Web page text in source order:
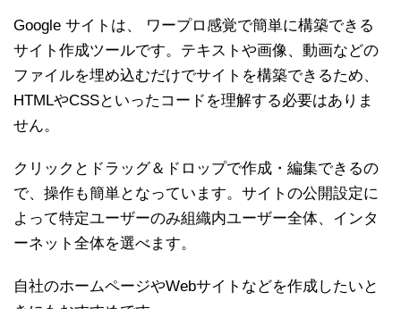
Google サイトは、 ワープロ感覚で簡単に構築できる
サイト作成ツールです。テキストや画像、動画などの
ファイルを埋め込むだけでサイトを構築できるため、
HTMLやCSSといったコードを理解する必要はありま
せん。
クリックとドラッグ＆ドロップで作成・編集できるの
で、操作も簡単となっています。サイトの公開設定に
よって特定ユーザーのみ組織内ユーザー全体、インタ
ーネット全体を選べます。
自社のホームページやWebサイトなどを作成したいと